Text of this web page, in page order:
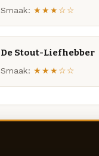
Smaak: ★★★☆☆
De Stout-Liefhebber
Smaak: ★★★☆☆